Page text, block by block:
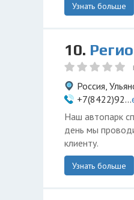
Узнать больше
10.
Россия,
+7(8422)92...
Наш автопарк
день мы
клиенту.
Узнать больше